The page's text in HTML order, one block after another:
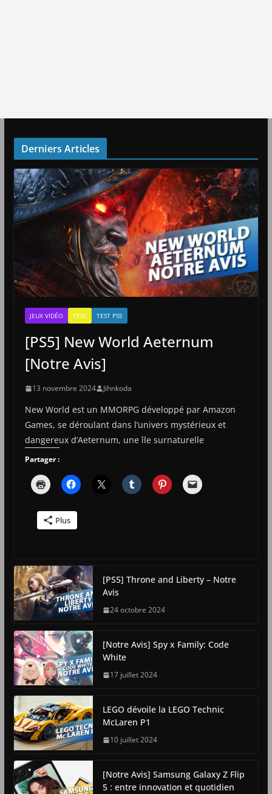
Derniers Articles
JEUX VIDÉO TEST TEST PS5
[PS5] New World Aeternum
[Notre Avis]
13 novembre 2024 Jihnkoda
New World est un MMORPG développé par Amazon
Games, se déroulant dans l’univers mystérieux et
dangereux d’Aeternum, une île surnaturelle
Partager :
Plus
[PS5] Throne and Liberty – Notre
Avis
24 octobre 2024
[Notre Avis] Spy x Family: Code
White
17 juillet 2024
LEGO dévoile la LEGO Technic
McLaren P1
10 juillet 2024
[Notre Avis] Samsung Galaxy Z Flip
5 : entre innovation et quotidien